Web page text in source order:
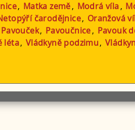
, Matka země, Modrá víla,
čarodějnice, Oranžová
Pavouček, Pavoučnice, Pavouk
léta, Vládkyně podzimu,